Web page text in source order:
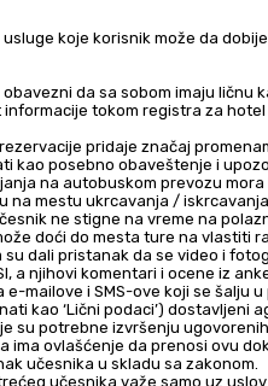
da sa sobom imaju ličnu
tokom registra za
pridaje značaj
kao posebno obaveštenje i
na autobuskom prevozu
na mestu ukrcavanja /
ne stigne na vreme na
doći do mesta ture na vlastiti
dali pristanak da se video i
a njihovi komentari i ocene iz
mailove i SMS-ove koji se šalju
kao ‘Lični podaci’) dostavljeni
su potrebne izvršenju
ima ovlašćenje da prenosi ovu
učesnika u skladu sa zakonom.
učesnika važe samo uz